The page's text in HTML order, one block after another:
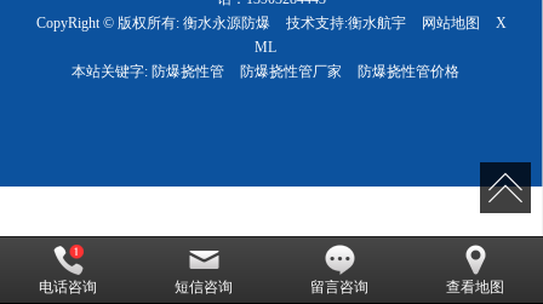
CopyRight © 版权所有: 衡水永源防爆 技术支持:衡水航宇 网站地图
X
ML
本站关键字: 防爆挠性管 防爆挠性管厂家 防爆挠性管价格
电话咨询 短信咨询 留言咨询 查看地图